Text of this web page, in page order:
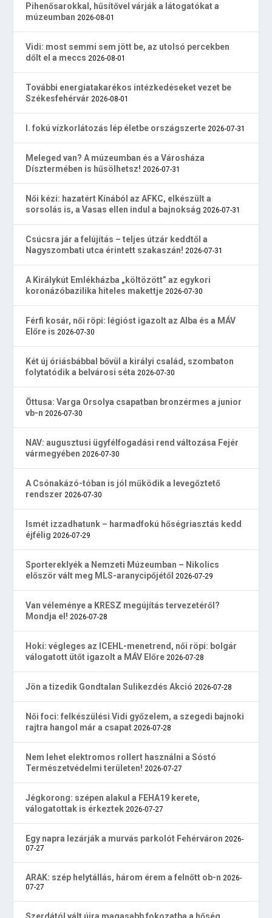
Pihenősarokkal, hűsítővel várják a látogatókat a
múzeumban 2026-08-01
Vidi: most semmi sem jött be, az utolsó percekben
dőlt el a meccs 2026-08-01
További energiatakarékos intézkedéseket vezet be
Székesfehérvár 2026-08-01
I. fokú vízkorlátozás lép életbe országszerte 2026-07-31
Meleged van? A múzeumban és a Városháza
Dísztermében is hűsölhetsz! 2026-07-31
Női kézi: hazatért Kínából az AFKC, elkészült a
sorsolás is, a Vasas ellen indul a bajnokság 2026-07-31
Csúcsra jár a felújítás – teljes útzár keddtől a
Nagyszombati utca érintett szakaszán! 2026-07-31
A Királykút Emlékházba „költözött” az egykori
koronázóbazilika hiteles makettje 2026-07-30
Férfi kosár, női röpi: légióst igazolt az Alba és a MÁV
Előre is 2026-07-30
Két új óriásbábbal bővül a királyi család, szombaton
folytatódik a belvárosi séta 2026-07-30
Öttusa: Varga Orsolya csapatban bronzérmes a junior
vb-n 2026-07-30
NAV: augusztusi ügyfélfogadási rend változása Fejér
vármegyében 2026-07-30
A Csónakázó-tóban is jól működik a levegőztető
rendszer 2026-07-30
Ismét izzadhatunk – harmadfokú hőségriasztás kedd
éjfélig 2026-07-29
Sportereklyék a Nemzeti Múzeumban – Nikolics
először vált meg MLS-aranycipőjétől 2026-07-29
Van véleménye a KRESZ megújítás tervezetéről?
Mondja el! 2026-07-28
Hoki: végleges az ICEHL-menetrend, női röpi: bolgár
válogatott ütőt igazolt a MÁV Előre 2026-07-28
Jön a tizedik Gondtalan Sulikezdés Akció 2026-07-28
Női foci: felkészülési Vidi győzelem, a szegedi bajnoki
rajtra hangol már a csapat 2026-07-28
Nem lehet elektromos rollert használni a Sóstó
Természetvédelmi területen! 2026-07-27
Jégkorong: szépen alakul a FEHA19 kerete,
válogatottak is érkeztek 2026-07-27
Egy napra lezárják a murvás parkolót Fehérváron 2026-
07-27
ARAK: szép helytállás, három érem a felnőtt ob-n 2026-
07-27
Szerdától vált újra magasabb fokozatba a hőség,